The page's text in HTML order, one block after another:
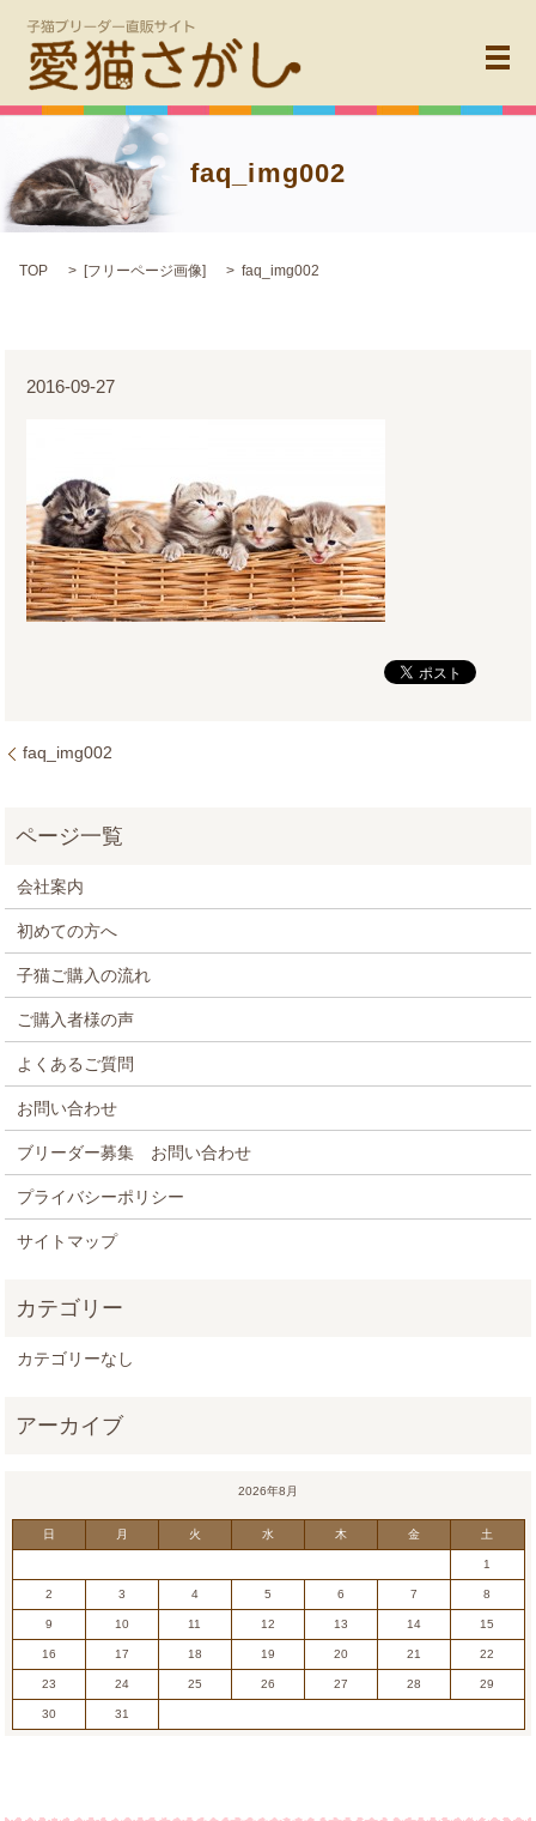
メ
faq_img002
TOP [フリーページ画像] faq_img002
2016-09-27
faq_img002
会社案内
初めての方へ
子猫ご購入の流れ
ご購入者様の声
よくあるご質問
お問い合わせ
ブリーダー募集 お問い合わせ
プライバシーポリシー
サイトマップ
カテゴリーなし
2026年8月
日 月 火 水 木 金 土
1
2 3 4 5 6 7 8
9 10 11 12 13 14 15
16 17 18 19 20 21 22
23 24 25 26 27 28 29
30 31